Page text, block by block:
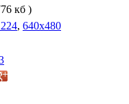
кб )
, 640x480